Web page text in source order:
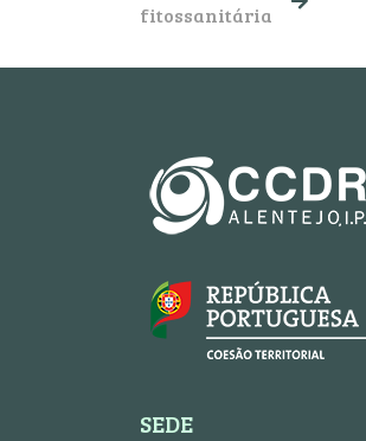
fitossanitária
SEDE